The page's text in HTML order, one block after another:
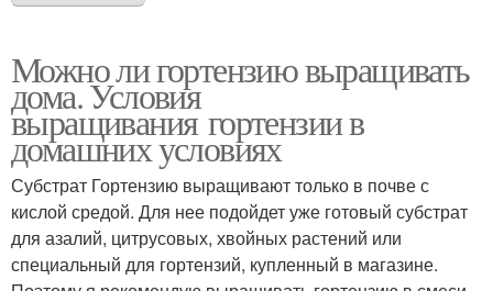
Можно ли гортензию выращивать
дома. Условия
выращивания гортензии в
домашних условиях
Субстрат Гортензию выращивают только в почве с
кислой средой. Для нее подойдет уже готовый субстрат
для азалий, цитрусовых, хвойных растений или
специальный для гортензий, купленный в магазине.